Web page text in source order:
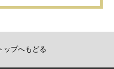
ップへもどる